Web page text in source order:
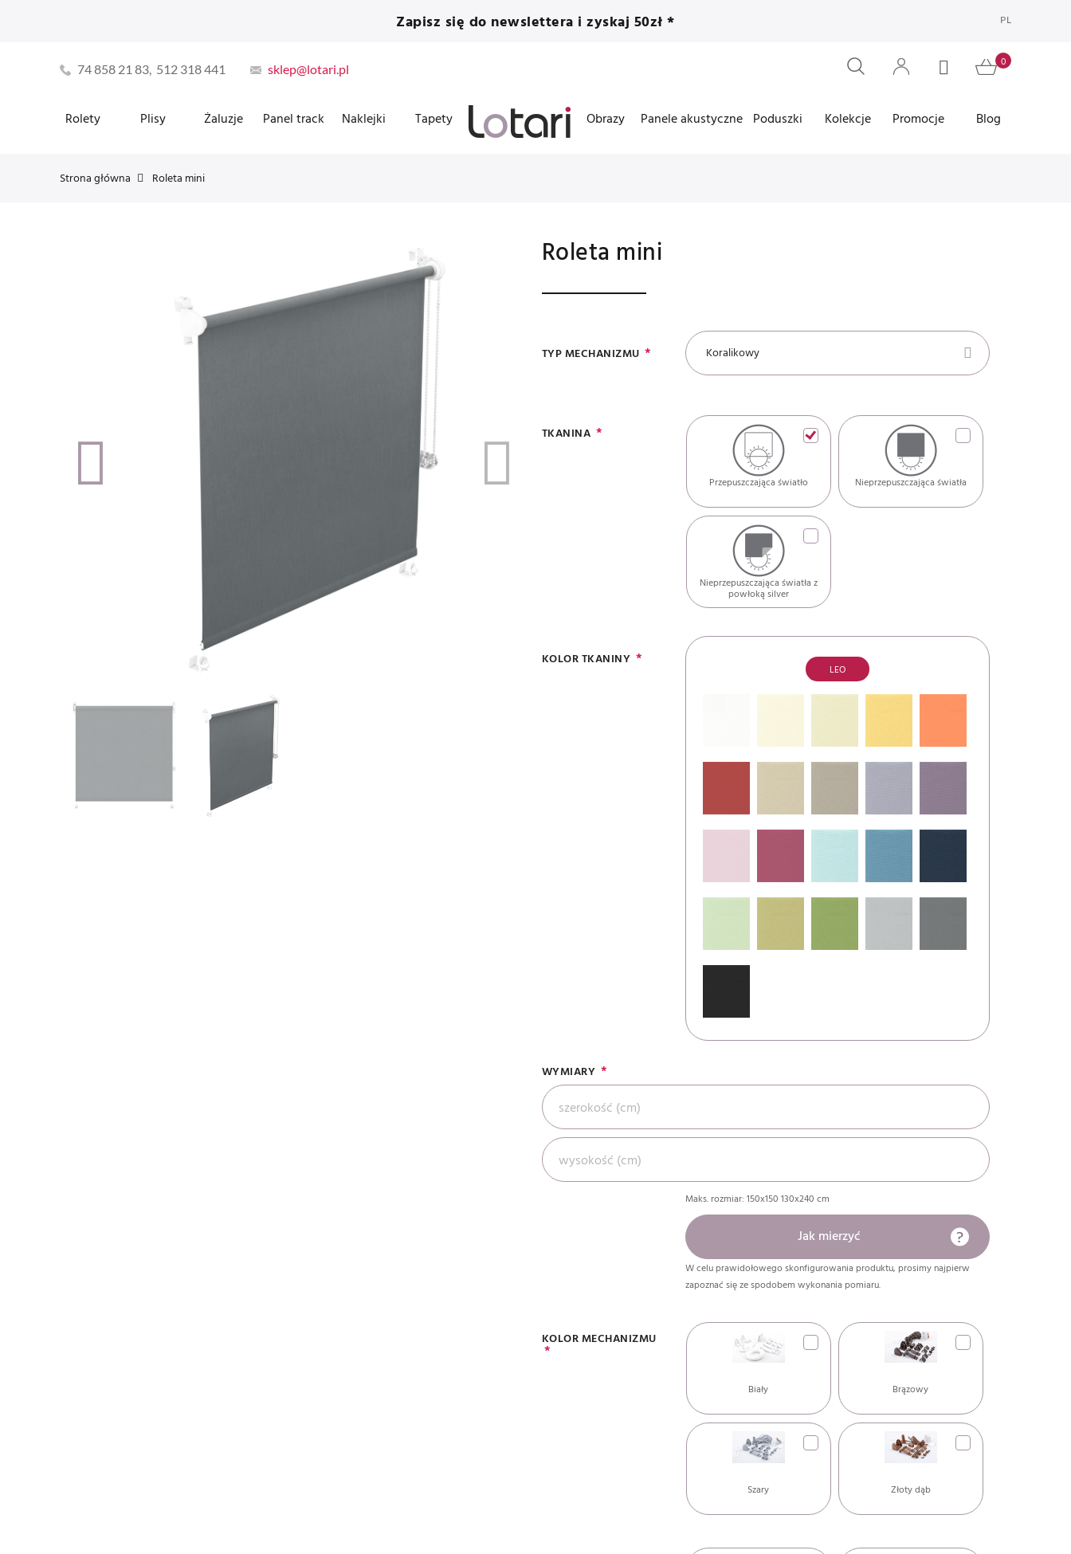
Zapisz się do newslettera i zyskaj 50zł * PL
74 858 21 83, 512 318 441 sklep@lotari.pl
Rolety Plisy Żaluzje Panel track Naklejki Tapety Obrazy Panele akustyczne Poduszki Kolekcje Promocje Blog
Strona główna Roleta mini
Roleta mini
TYP MECHANIZMU Koralikowy
TKANINA
Przepuszczająca światło Nieprzepuszczająca światła
Nieprzepuszczająca światła z
powłoką silver
KOLOR TKANINY
LEO
WYMIARY
Maks. rozmiar: 150x150 130x240 cm
Jak mierzyć
W celu prawidołowego skonfigurowania produktu, prosimy najpierw
zapoznać się ze spodobem wykonania pomiaru.
KOLOR MECHANIZMU
Biały Brązowy
Szary Złoty dąb